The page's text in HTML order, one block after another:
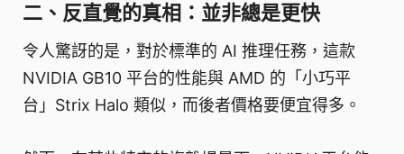
二、反直覺的真相：並非總是更快
令人驚訝的是，對於標準的 AI 推理任務，這款
NVIDIA GB10 平台的性能與 AMD 的「小巧平
台」Strix Halo 類似，而後者價格要便宜得多。